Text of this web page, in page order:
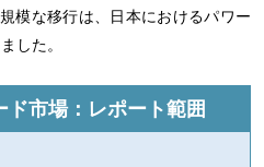
模な移行は、日本におけるパワー
した。
ド市場：レポート範囲